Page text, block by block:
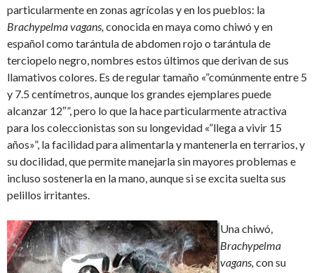
particularmente en zonas agrícolas y en los pueblos: la
Brachypelma vagans, conocida en maya como chiwó y en
español como tarántula de abdomen rojo o tarántula de
terciopelo negro, nombres estos últimos que derivan de sus
llamativos colores. Es de regular tamaño «”comúnmente entre 5
y 7.5 centímetros, aunque los grandes ejemplares puede
alcanzar 12″”, pero lo que la hace particularmente atractiva
para los coleccionistas son su longevidad «”llega a vivir 15
años»”, la facilidad para alimentarla y mantenerla en terrarios, y
su docilidad, que permite manejarla sin mayores problemas e
incluso sostenerla en la mano, aunque si se excita suelta sus
pelillos irritantes.
Una chiwó,
Brachypelma
vagans, con su